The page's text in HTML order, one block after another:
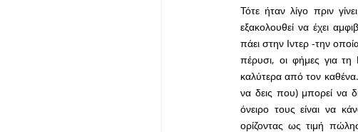
Τότε ήταν λίγο πριν
εξακολουθεί να έχει
πάει στην Ιντερ -την
πέρυσι, οι φήμες για
καλύτερα από τον καθένα.
να δεις που) μπορεί να
όνειρο τους είναι να
ορίζοντας ως τιμή